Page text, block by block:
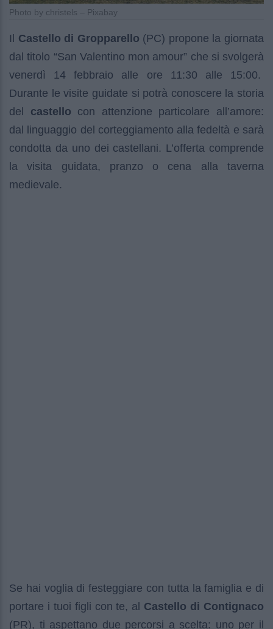
Photo by christels – Pixabay
Il Castello di Gropparello (PC) propone la giornata
dal titolo “San Valentino mon amour” che si svolgerà
venerdì 14 febbraio alle ore 11:30 alle 15:00.
Durante le visite guidate si potrà conoscere la storia
del castello con attenzione particolare all’amore:
dal linguaggio del corteggiamento alla fedeltà e sarà
condotta da uno dei castellani. L’offerta comprende
la visita guidata, pranzo o cena alla taverna
medievale.
Se hai voglia di festeggiare con tutta la famiglia e di
portare i tuoi figli con te, al Castello di Contignaco
(PR), ti aspettano due percorsi a scelta: uno per il